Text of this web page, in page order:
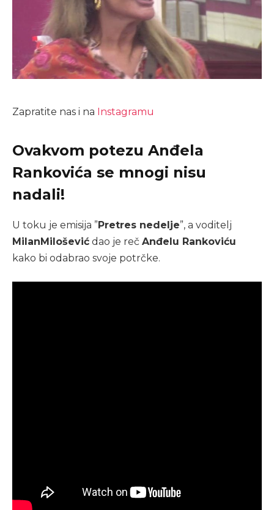
Zapratite nas i na Instagramu
Ovakvom potezu Anđela
Rankovića se mnogi nisu
nadali!
U toku je emisija ”Pretres nedelje”, a voditelj
MilanMilošević dao je reč Anđelu Rankoviću
kako bi odabrao svoje potrčke.